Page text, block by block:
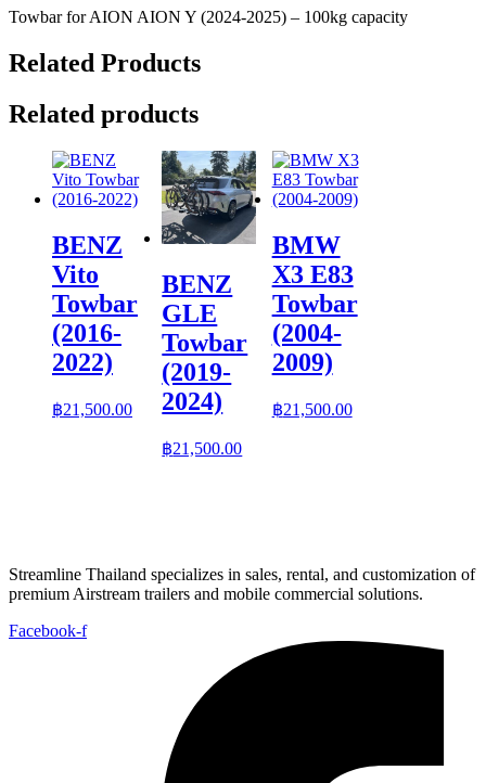
Towbar for AION AION Y (2024-2025) – 100kg capacity
Related Products
Related products
BENZ
Vito
Towbar
(2016-
2022)
฿21,500.00
BENZ
GLE
Towbar
(2019-
2024)
฿21,500.00
BMW
X3 E83
Towbar
(2004-
2009)
฿21,500.00
Streamline Thailand specializes in sales, rental, and customization of
premium Airstream trailers and mobile commercial solutions.
Facebook-f